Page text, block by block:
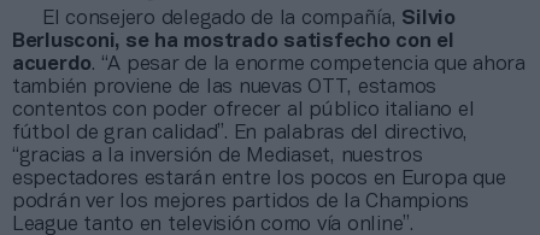
El consejero delegado de la compañía, Silvio
Berlusconi, se ha mostrado satisfecho con el
acuerdo. “A pesar de la enorme competencia que ahora
también proviene de las nuevas OTT, estamos
contentos con poder ofrecer al público italiano el
fútbol de gran calidad”. En palabras del directivo,
“gracias a la inversión de Mediaset, nuestros
espectadores estarán entre los pocos en Europa que
podrán ver los mejores partidos de la Champions
League tanto en televisión como vía online”.